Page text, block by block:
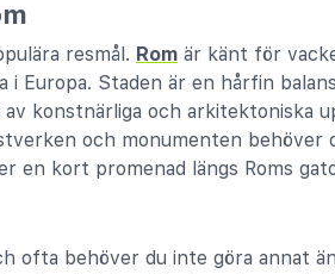
resmål. Rom är känt för
Europa. Staden är en hårfin
konstnärliga och arkitektoniska
och monumenten
en kort promenad längs Roms
ofta behöver du inte göra annat